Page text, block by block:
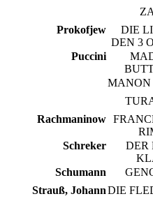
Prokofjew
DIE
DEN 3
Puccini
MANON
Rachmaninow
Schreker
DER
Schumann
Strauß, JohannDIE